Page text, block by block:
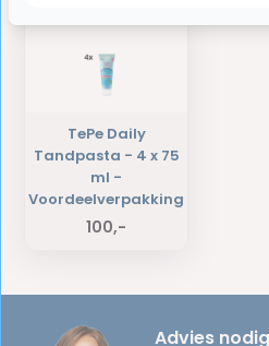
TePe Daily
Tandpasta - 4 x 75
ml -
Voordeelverpakking
100,-
Advies